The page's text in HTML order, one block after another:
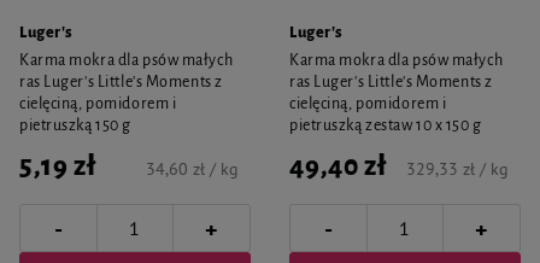
Luger's
Karma mokra dla psów małych
ras Luger's Little's Moments z
cielęciną, pomidorem i
pietruszką 150 g
5,19 zł 34,60 zł / kg
- +
Luger's
Karma mokra dla psów małych
ras Luger's Little's Moments z
cielęciną, pomidorem i
pietruszką zestaw 10 x 150 g
49,40 zł 329,33 zł / kg
- +